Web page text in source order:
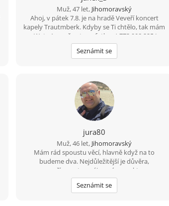
Muž, 47 let, Jihomoravský
Ahoj, v pátek 7.8. je na hradě Veveří koncert
kapely Trautmberk. Kdyby se Ti chtělo, tak mám
na Wats Appu čerstvou fotku :-) 773 908 225 Jan
Seznámit se
jura80
Muž, 46 let, Jihomoravský
Mám rád spoustu věcí, hlavně když na to
budeme dva. Nejdůležitější je důvěra,
upřímnost a vzájemný respekt.
Seznámit se